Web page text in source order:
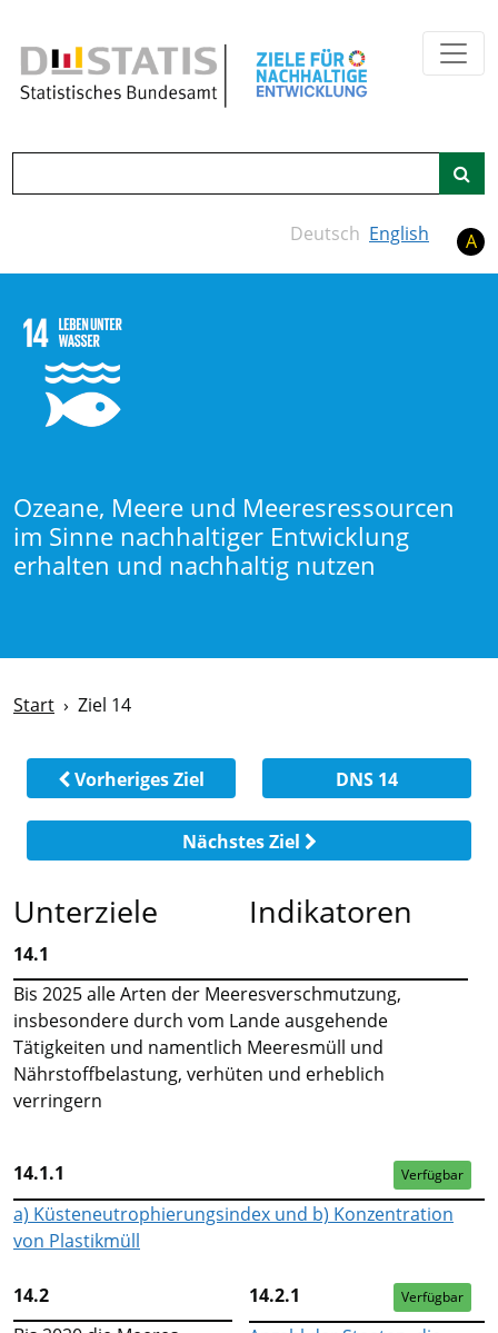
Deutsch English A
Ozeane, Meere und Meeresressourcen
im Sinne nachhaltiger Entwicklung
erhalten und nachhaltig nutzen
Start Ziel 14
Vorheriges Ziel DNS 14
Nächstes Ziel
Unterziele Indikatoren
14.1
Bis 2025 alle Arten der Meeresverschmutzung,
insbesondere durch vom Lande ausgehende
Tätigkeiten und namentlich Meeresmüll und
Nährstoffbelastung, verhüten und erheblich
verringern
14.1.1 Verfügbar
a) Küsteneutrophierungsindex und b) Konzentration
von Plastikmüll
14.2
14.2.1 Verfügbar